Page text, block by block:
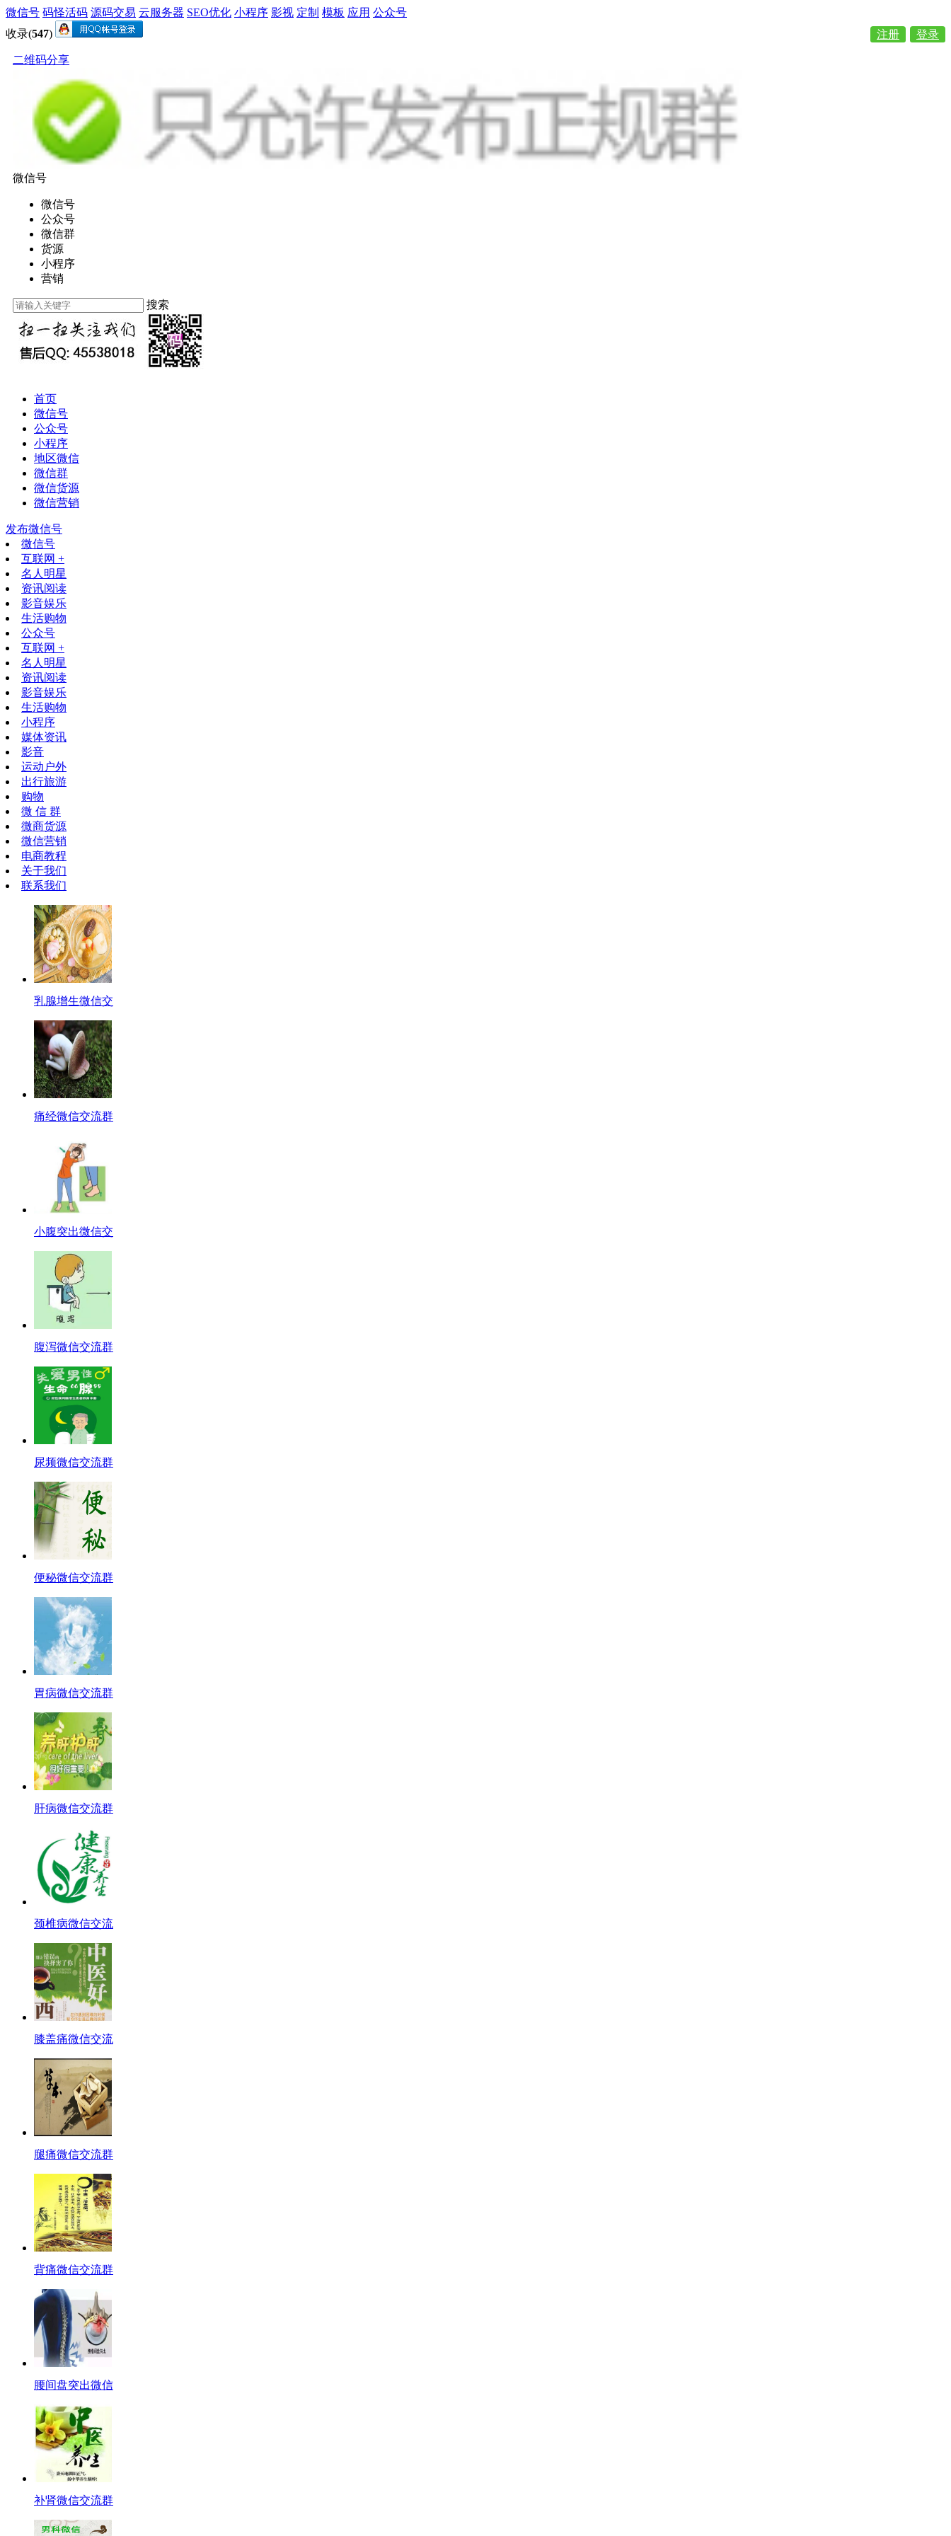
微信号 码怪活码 源码交易 云服务器 SEO优化 小程序 影视 定制 模板 应用 公众号
收录(547) 登录
注册
二维码分享
微信号
微信号
公众号
微信群
货源
小程序
营销
搜索
首页
微信号
公众号
小程序
地区微信
微信群
微信货源
微信营销
发布微信号
微信号
互联网 +
名人明星
资讯阅读
影音娱乐
生活购物
公众号
互联网 +
名人明星
资讯阅读
影音娱乐
生活购物
小程序
媒体资讯
影音
运动户外
出行旅游
购物
微 信 群
微商货源
微信营销
电商教程
关于我们
联系我们
乳腺增生微信交
痛经微信交流群
小腹突出微信交
腹泻微信交流群
尿频微信交流群
便秘微信交流群
胃病微信交流群
肝病微信交流群
颈椎病微信交流
膝盖痛微信交流
腿痛微信交流群
背痛微信交流群
腰间盘突出微信
补肾微信交流群